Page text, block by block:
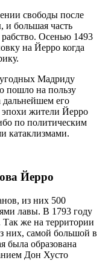
свободы после
и большая часть
Осенью 1493
на Йерро когда
Мадриду
пошло на пользу
дальнейшем его
эпохи жители Йерро
по политическим
катаклизмами.
Йерро
из них 500
лавы. В 1793 году
Так же на территории
них, самой большой в
была образована
Дон Хусто